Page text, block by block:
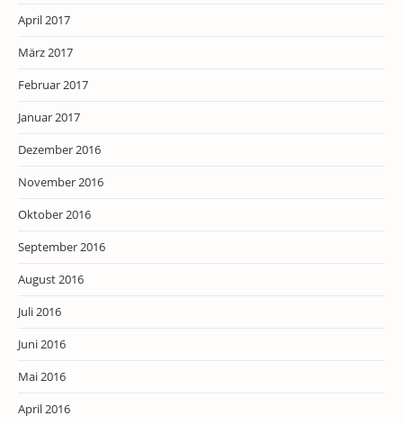
April 2017
März 2017
Februar 2017
Januar 2017
Dezember 2016
November 2016
Oktober 2016
September 2016
August 2016
Juli 2016
Juni 2016
Mai 2016
April 2016